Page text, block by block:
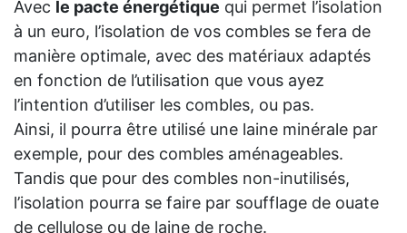
Avec le pacte énergétique qui permet l’isolation
à un euro, l’isolation de vos combles se fera de
manière optimale, avec des matériaux adaptés
en fonction de l’utilisation que vous ayez
l’intention d’utiliser les combles, ou pas.
Ainsi, il pourra être utilisé une laine minérale par
exemple, pour des combles aménageables.
Tandis que pour des combles non-inutilisés,
l’isolation pourra se faire par soufflage de ouate
de cellulose ou de laine de roche.